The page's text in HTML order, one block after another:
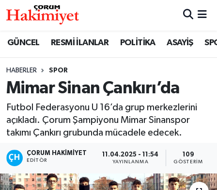
GÜNCEL RESMİ İLANLAR POLİTİKA ASAYİŞ
HABERLER SPOR
Mimar Sinan Çankırı’da
Futbol Federasyonu U 16’da grup merkezlerini
açıkladı. Çorum Şampiyonu Mimar Sinanspor
takımı Çankırı grubunda mücadele edecek.
ÇORUM HAKIMIYET
EDITÖR
11.04.2025 - 11:54
YAYINLANMA
109
GÖSTERIM
SAĞLIK
ASAYİŞ
EKONOMİ
GÜNCEL
AKTÜEL
Nöbetçi Eczaneler
Çorum Namaz Vakitleri
Trafik Durumu
Süper Lig Puan Durumu ve Fikstür
Tüm Manşetler
Son Dakika Haberleri